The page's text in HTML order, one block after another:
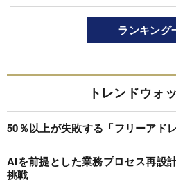
ランキング
トレンドウォ
50％以上が失敗する「フリーアド
AIを前提とした業務プロセス再設
挑戦